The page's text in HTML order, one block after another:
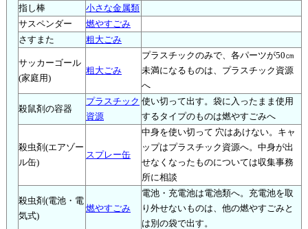
指し棒
小さな金属類
サスペンダー
燃やすごみ
さすまた
粗大ごみ
サッカーゴール
(家庭用)
粗大ごみ
プラスチックのみで、各パーツが50㎝
未満になるものは、プラスチック資源
へ
殺鼠剤の容器
プラスチック
資源
使い切って出す。袋に入ったまま使用
するタイプのものは燃やすごみへ
殺虫剤(エアゾー
ル缶)
スプレー缶
中身を使い切って 穴はあけない。キャ
ップはプラスチック資源へ。中身が出
せなくなったものについては収集事務
所に相談
殺虫剤(電池・電
気式)
燃やすごみ
電池・充電池は電池類へ。充電池を取
り外せないものは、他の燃やすごみと
は別の袋で出す。